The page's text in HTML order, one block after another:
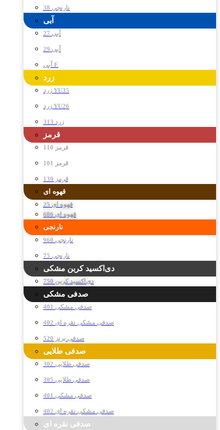
نارنجی 38
آبی
آبی 27
آبی 29
آبی E
زرد
زرد YU35
زرد YU26
زرد 313
قرمز
قرمز 110
قرمز 101
قرمز 130
قهوه ای
قهوه ای 25
قهوه ای 686
نارنجی
نارنجی 960
نارنجی 75
دی‌اکسید کربن مشکی
دی‌اکسید کربن 750
صدفی مشکی
صدفی مشکی 401
صدفی مشکی نقره ای 402
صدفی برنز 520
صدفی طلایی
صدفی طلایی 302
صدفی طلایی 305
صدفی مشکی 401
صدفی مشکی نقره ای 402
صدفی نقره ای